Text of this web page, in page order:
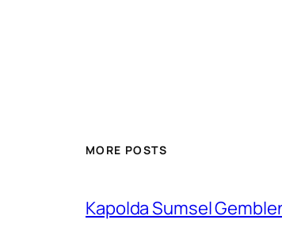
MORE POSTS
Kapolda Sumsel